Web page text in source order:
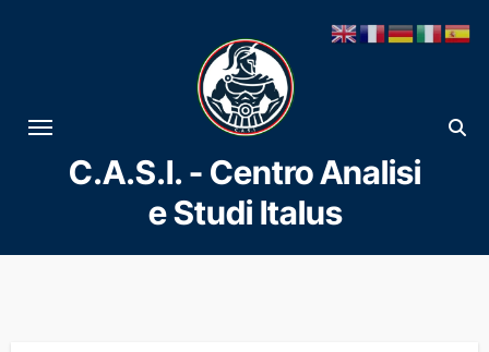
al
contenuto
C.A.S.I. - Centro Analisi
e Studi Italus